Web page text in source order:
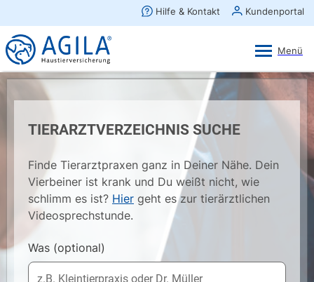
TIERARZTVERZEICHNIS SUCHE
Finde Tierarztpraxen ganz in Deiner Nähe. Dein
Vierbeiner ist krank und Du weißt nicht, wie
schlimm es ist? Hier geht es zur tierärztlichen
Videosprechstunde.
Was (optional)
×
AGILA Kunden-App
Gratis - Im Play Store laden
Ansehen